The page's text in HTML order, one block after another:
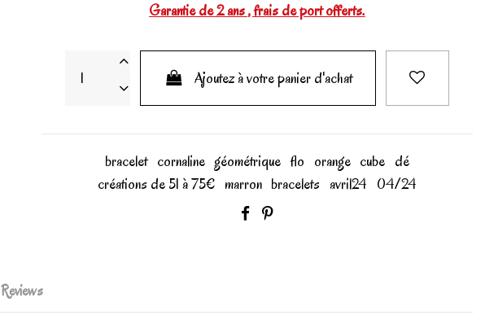
Garantie de 2 ans , frais de port offerts.
Ajoutez à votre panier d'achat
bracelet cornaline géométrique flo orange cube dé
créations de 51 à 75€ marron bracelets avril24 04/24
Reviews